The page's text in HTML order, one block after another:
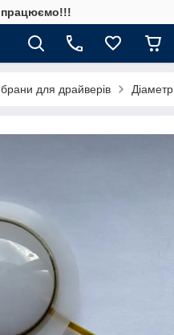
працюємо!!!
для драйверів